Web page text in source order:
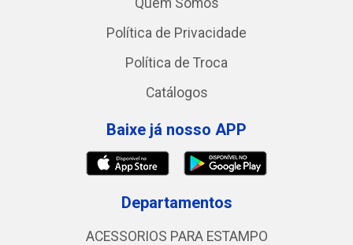
Quem Somos
Política de Privacidade
Política de Troca
Catálogos
Baixe já nosso APP
Departamentos
ACESSORIOS PARA ESTAMPO